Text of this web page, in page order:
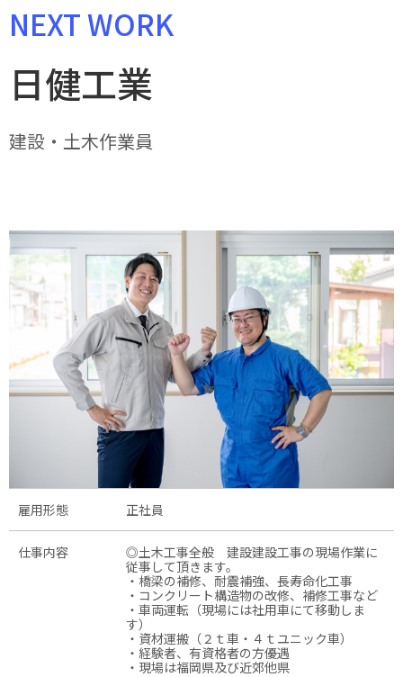
NEXT WORK
日健工業
建設・土木作業員
雇用形態 正社員
仕事内容
◎土木工事全般 建設建設工事の現場作業に
従事して頂きます。
・橋梁の補修、耐震補強、長寿命化工事
・コンクリート構造物の改修、補修工事など
・車両運転（現場には社用車にて移動しま
す）
・資材運搬（２ｔ車・４ｔユニック車）
・経験者、有資格者の方優遇
・現場は福岡県及び近郊他県